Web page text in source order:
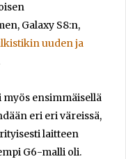
Galaxy S8:n,
uuden ja
myös ensimmäisellä
eri eri väreissä,
laitteen
G6-malli oli.